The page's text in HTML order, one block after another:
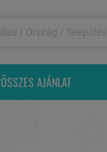
ÖSSZES AJÁNLAT